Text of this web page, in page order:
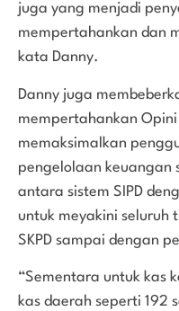
juga yang menjadi
mempertahankan dan
kata Danny.
Danny juga
mempertahankan
memaksimalkan
pengelolaan keuangan
antara sistem SIPD
untuk meyakini seluruh
SKPD sampai dengan
“Sementara untuk kas
kas daerah seperti 192